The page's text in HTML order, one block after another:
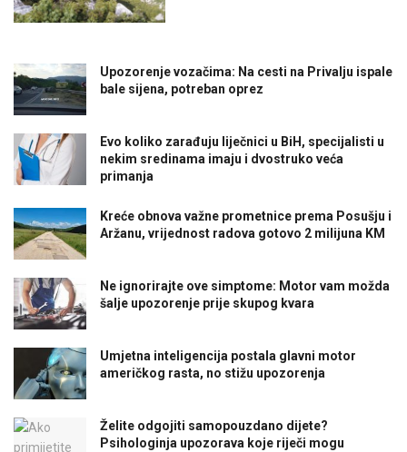
Upozorenje vozačima: Na cesti na Privalju ispale
bale sijena, potreban oprez
Evo koliko zarađuju liječnici u BiH, specijalisti u
nekim sredinama imaju i dvostruko veća
primanja
Kreće obnova važne prometnice prema Posušju i
Aržanu, vrijednost radova gotovo 2 milijuna KM
Ne ignorirajte ove simptome: Motor vam možda
šalje upozorenje prije skupog kvara
Umjetna inteligencija postala glavni motor
američkog rasta, no stižu upozorenja
Želite odgojiti samopouzdano dijete?
Psihologinja upozorava koje riječi mogu